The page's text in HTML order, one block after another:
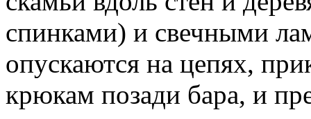
спинками) и свечными
опускаются на цепях,
крюкам позади бара, и